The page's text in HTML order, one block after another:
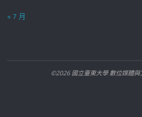
« 7 月
©2026 國立臺東大學 數位媒體與